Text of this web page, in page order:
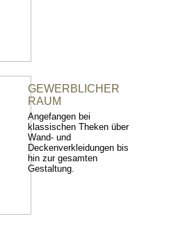
GEWERBLICHER
RAUM
Angefangen bei
klassischen Theken über
Wand- und
Deckenverkleidungen bis
hin zur gesamten
Gestaltung.